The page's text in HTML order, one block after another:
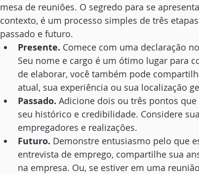
mesa de reuniões. O segredo para se
contexto, é um processo simples de três
passado e futuro.
Presente. Comece com uma declaração
Seu nome e cargo é um ótimo lugar para
de elaborar, você também pode
atual, sua experiência ou sua localização
Passado. Adicione dois ou três pontos
seu histórico e credibilidade. Considere
empregadores e realizações.
Futuro. Demonstre entusiasmo pelo que
entrevista de emprego, compartilhe sua
na empresa. Ou, se estiver em uma